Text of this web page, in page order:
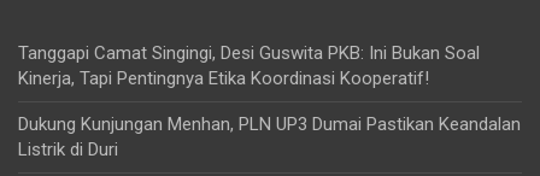
Tanggapi Camat Singingi, Desi Guswita PKB: Ini Bukan Soal
Kinerja, Tapi Pentingnya Etika Koordinasi Kooperatif!
Dukung Kunjungan Menhan, PLN UP3 Dumai Pastikan Keandalan
Listrik di Duri